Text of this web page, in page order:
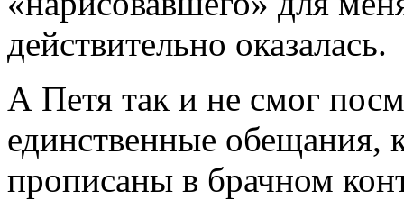
действительно оказалась.
А Петя так и не смог
единственные обещания,
прописаны в брачном